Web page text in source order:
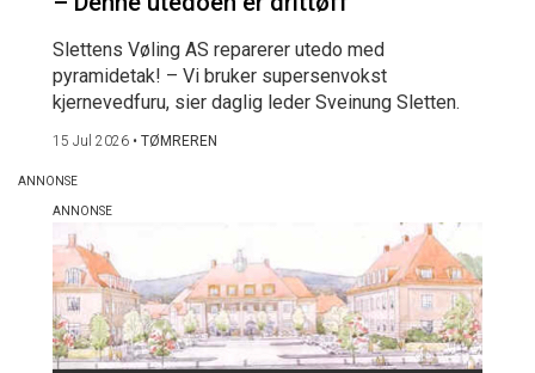
Slettens Vøling AS reparerer utedo med
pyramidetak! – Vi bruker supersenvokst
kjernevedfuru, sier daglig leder Sveinung Sletten.
15 Jul 2026 • TØMREREN